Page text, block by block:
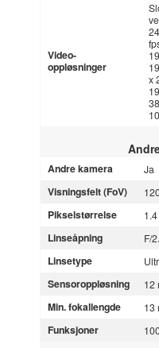
Video-
oppløsninger
x
Andre kamera Ja
Visningsfelt (FoV)
Pikselstørrelse
Linseåpning F/
Linsetype
Sensoroppløsning 12
Min. fokallengde 13
Funksjoner